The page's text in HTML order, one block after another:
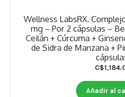
Salud Ósea y Articular
Wellness LabsRX.
mg – Por 2 cápsulas –
Ceilán + Cúrcuma +
de Sidra de Manzana +
C$
Añadir al